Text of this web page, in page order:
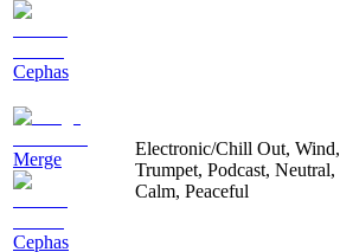
Cephas
Merge
Cephas
Electronic/Chill Out, Wind,
Trumpet, Podcast, Neutral,
Calm, Peaceful